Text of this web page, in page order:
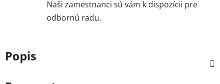
Naši zamestnanci sú vám k dispozícii pre
odbornú radu.
Popis